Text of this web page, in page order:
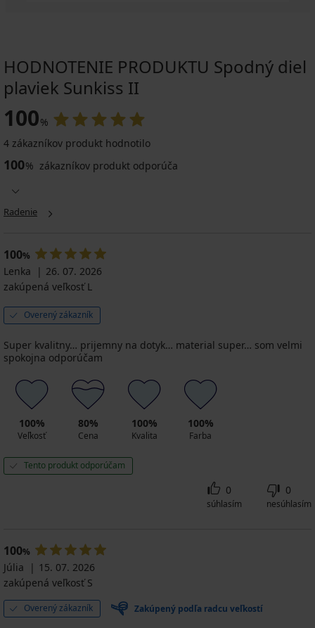
HODNOTENIE PRODUKTU Spodný diel
plaviek Sunkiss II
100%
4 zákazníkov produkt hodnotilo
100% zákazníkov produkt odporúča
Radenie
100%
Lenka
26. 07. 2026
zakúpená veľkosť L
Overený zákazník
Super kvalitny… prijemny na dotyk… material super… som velmi
spokojna odporúčam
100%
Veľkosť
80%
Cena
100%
Kvalita
100%
Farba
Tento produkt odporúčam
0
súhlasím
0
nesúhlasím
100%
Júlia
15. 07. 2026
zakúpená veľkosť S
Overený zákazník Zakúpený podľa radcu veľkostí